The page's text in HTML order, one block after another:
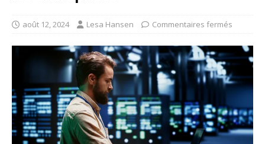
août 12, 2024 Lesa Hansen Commentaires fermés